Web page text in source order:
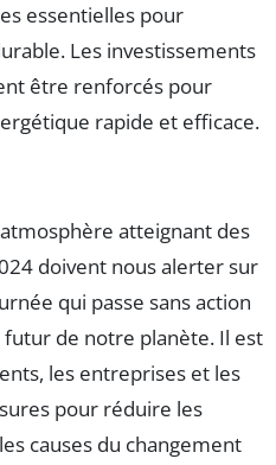
essentielles pour
Les investissements
être renforcés pour
rapide et efficace.
atteignant des
doivent nous alerter sur
qui passe sans action
de notre planète. Il est
les entreprises et les
pour réduire les
causes du changement